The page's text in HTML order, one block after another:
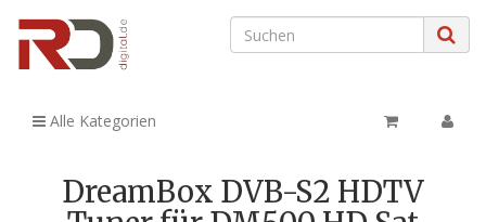
Alle Kategorien
DreamBox DVB-S2 HDTV